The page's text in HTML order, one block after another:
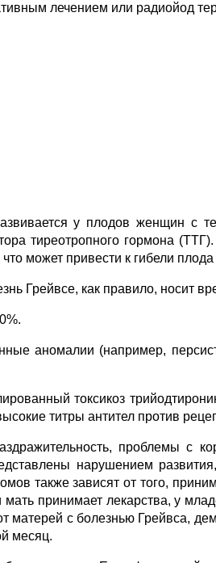
лечением или радиойод
у плодов женщин с
тиреотропного гормона
может привести к гибели
Грейвсе, как правило, носит
аномалии (например,
токсикоз
титры антител против
проблемы с
нарушением
также зависят от того,
принимает лекарства, у
матерей с болезнью Грейвса,
месяц.